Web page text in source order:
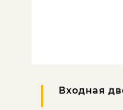
Входная